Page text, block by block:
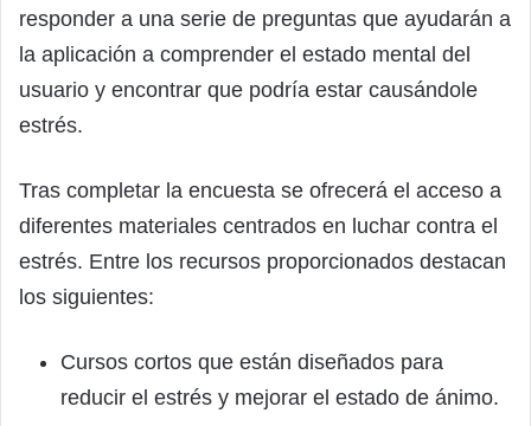
responder a una serie de preguntas que ayudarán a
la aplicación a comprender el estado mental del
usuario y encontrar que podría estar causándole
estrés.
Tras completar la encuesta se ofrecerá el acceso a
diferentes materiales centrados en luchar contra el
estrés. Entre los recursos proporcionados destacan
los siguientes:
Cursos cortos que están diseñados para
reducir el estrés y mejorar el estado de ánimo.